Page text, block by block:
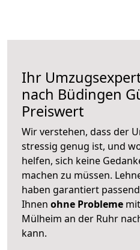
Ihr
nach Büdingen
Preiswert
Wir verstehen, dass der
stressig genug ist, und
helfen, sich keine
machen zu müssen.
haben garantiert
Ihnen ohne Probleme
Mülheim an der Ruhr
kann.